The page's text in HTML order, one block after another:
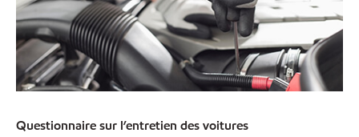
Questionnaire sur l’entretien des voitures